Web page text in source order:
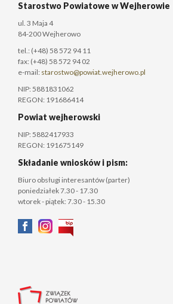
Starostwo Powiatowe w Wejherowie
ul. 3 Maja 4
84-200 Wejherowo
tel.: (+48) 58 572 94 11
fax: (+48) 58 572 94 02
e-mail: starostwo@powiat.wejherowo.pl
NIP: 5881831062
REGON: 191686414
Powiat wejherowski
NIP: 5882417933
REGON: 191675149
Składanie wniosków i pism:
Biuro obsługi interesantów (parter)
poniedziałek 7.30 - 17.30
wtorek - piątek: 7.30 - 15.30